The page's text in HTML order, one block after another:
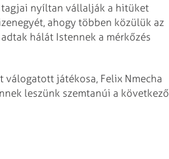
tagjai nyíltan vállalják a hitüket
ahogy többen közülük az
hálát Istennek a mérkőzés
válogatott játékosa, Felix Nmecha
leszünk szemtanúi a következő